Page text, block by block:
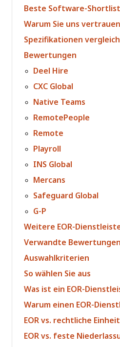
Beste Software-Shortlist
Warum Sie uns
Spezifikationen
Bewertungen
Deel Hire
CXC Global
Native Teams
RemotePeople
Remote
Playroll
INS Global
Mercans
Safeguard Global
G-P
Weitere EOR-
Verwandte Bewertungen
Auswahlkriterien
So wählen Sie aus
Was ist ein EOR-
Warum einen EOR-
EOR vs. rechtliche Einheit
EOR vs. feste